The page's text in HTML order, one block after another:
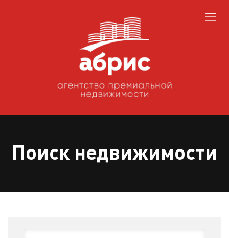
Поиск недвижимости